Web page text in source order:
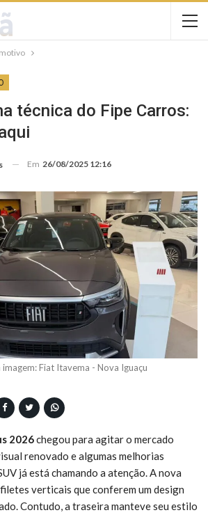
técnica do Fipe Carros:
Em 26/08/2025 12:16
Fiat Itavema - Nova Iguaçu
2026chegou para agitar o mercado
renovado e algumas melhorias
já está chamando a atenção. A nova
verticais que conferem um design
Contudo, a traseira manteve seu estilo